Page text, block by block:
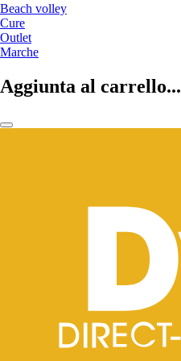
Beach volley
Cure
Outlet
Marche
Aggiunta al carrello...